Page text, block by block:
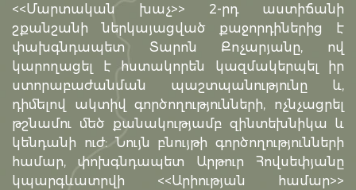
<<Մարտական խաչ>> 2-րդ աստիճանի
շքանշանի ներկայացված քաջորդիներից է
փախգնդապետ Տարոն Քոչարյանը, ով
կարողացել է հստակորեն կազմակերպել իր
ստորաբաժանման պաշտպանությունը և,
դիմելով ակտիվ գործողությունների, ոչնչացրել
թշնամու մեծ քանակությամբ զինտեխնիկա և
կենդանի ուժ: Նույն բնույթի գործողությունների
համար, փոխգնդապետ Արթուր Հովսեփյանը
կպարգևատրվի <<Արիության համար>>